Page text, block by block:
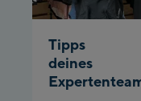
Ischgl Zentrum
Ischgl Outlet
Tipps
deines